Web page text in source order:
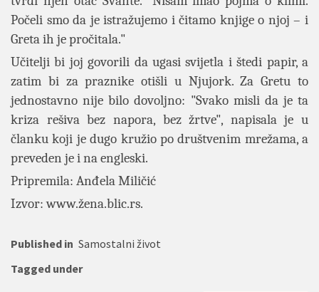
Počeli smo da je istražujemo i čitamo knjige o njoj – i
Greta ih je pročitala."
Učitelji bi joj govorili da ugasi svijetla i štedi papir, a
zatim bi za praznike otišli u Njujork. Za Gretu to
jednostavno nije bilo dovoljno: "Svako misli da je ta
kriza rešiva bez napora, bez žrtve", napisala je u
članku koji je dugo kružio po društvenim mrežama, a
preveden je i na engleski.
Pripremila: Anđela Miličić
Izvor:www.žena.blic.rs.
Published in Samostalni život
Tagged under